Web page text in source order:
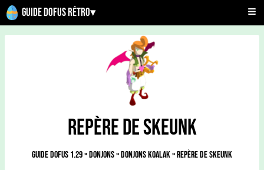
Guide Dofus Rétro▾
Repère De Skeunk
Guide Dofus 1.29»Donjons»Donjons Koalak»Repère De Skeunk